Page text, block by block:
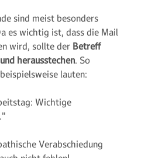
sind meist besonders
es wichtig ist, dass die Mail
wird, sollte der Betreff
herausstechen. So
lauten:
Wichtige
Verabschiedung